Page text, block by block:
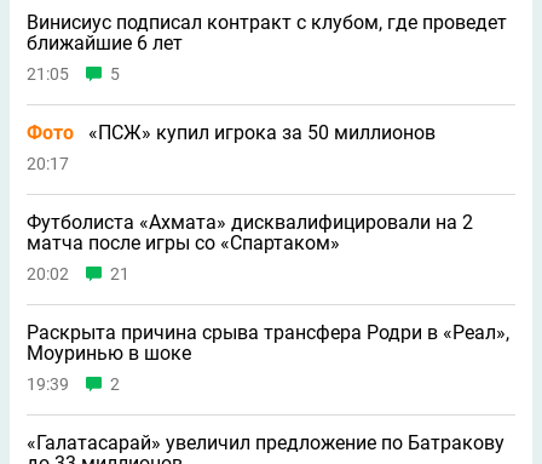
Винисиус подписал контракт с клубом, где проведет
ближайшие 6 лет
21:05 5
Фото «ПСЖ» купил игрока за 50 миллионов
20:17
Футболиста «Ахмата» дисквалифицировали на 2
матча после игры со «Спартаком»
20:02 21
Раскрыта причина срыва трансфера Родри в «Реал»,
Моуринью в шоке
19:39 2
«Галатасарай» увеличил предложение по Батракову